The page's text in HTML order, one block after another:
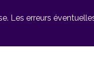
Les erreurs